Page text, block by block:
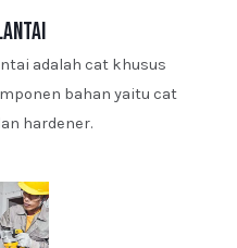
adalah cat khusus
bahan yaitu cat
hardener.